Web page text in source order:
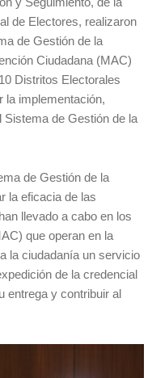
de Electores, realizaron
de Gestión de la
Ciudadana (MAC)
Distritos Electorales
la implementación,
Sistema de Gestión de la
de Gestión de la
la eficacia de las
llevado a cabo en los
que operan en la
la ciudadanía un servicio
de la credencial
entrega y contribuir al